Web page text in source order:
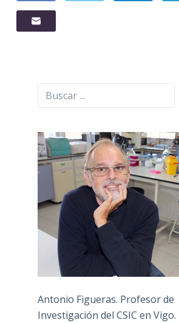
Buscar
Antonio Figueras. Profesor de
Investigación del CSIC en